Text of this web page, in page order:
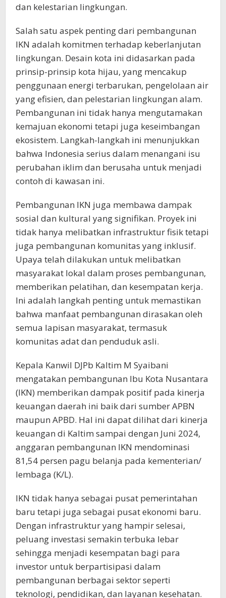
dan kelestarian lingkungan.
Salah satu aspek penting dari pembangunan
IKN adalah komitmen terhadap keberlanjutan
lingkungan. Desain kota ini didasarkan pada
prinsip-prinsip kota hijau, yang mencakup
penggunaan energi terbarukan, pengelolaan air
yang efisien, dan pelestarian lingkungan alam.
Pembangunan ini tidak hanya mengutamakan
kemajuan ekonomi tetapi juga keseimbangan
ekosistem. Langkah-langkah ini menunjukkan
bahwa Indonesia serius dalam menangani isu
perubahan iklim dan berusaha untuk menjadi
contoh di kawasan ini.
Pembangunan IKN juga membawa dampak
sosial dan kultural yang signifikan. Proyek ini
tidak hanya melibatkan infrastruktur fisik tetapi
juga pembangunan komunitas yang inklusif.
Upaya telah dilakukan untuk melibatkan
masyarakat lokal dalam proses pembangunan,
memberikan pelatihan, dan kesempatan kerja.
Ini adalah langkah penting untuk memastikan
bahwa manfaat pembangunan dirasakan oleh
semua lapisan masyarakat, termasuk
komunitas adat dan penduduk asli.
Kepala Kanwil DJPb Kaltim M Syaibani
mengatakan pembangunan Ibu Kota Nusantara
(IKN) memberikan dampak positif pada kinerja
keuangan daerah ini baik dari sumber APBN
maupun APBD. Hal ini dapat dilihat dari kinerja
keuangan di Kaltim sampai dengan Juni 2024,
anggaran pembangunan IKN mendominasi
81,54 persen pagu belanja pada kementerian/
lembaga (K/L).
IKN tidak hanya sebagai pusat pemerintahan
baru tetapi juga sebagai pusat ekonomi baru.
Dengan infrastruktur yang hampir selesai,
peluang investasi semakin terbuka lebar
sehingga menjadi kesempatan bagi para
investor untuk berpartisipasi dalam
pembangunan berbagai sektor seperti
teknologi, pendidikan, dan layanan kesehatan.